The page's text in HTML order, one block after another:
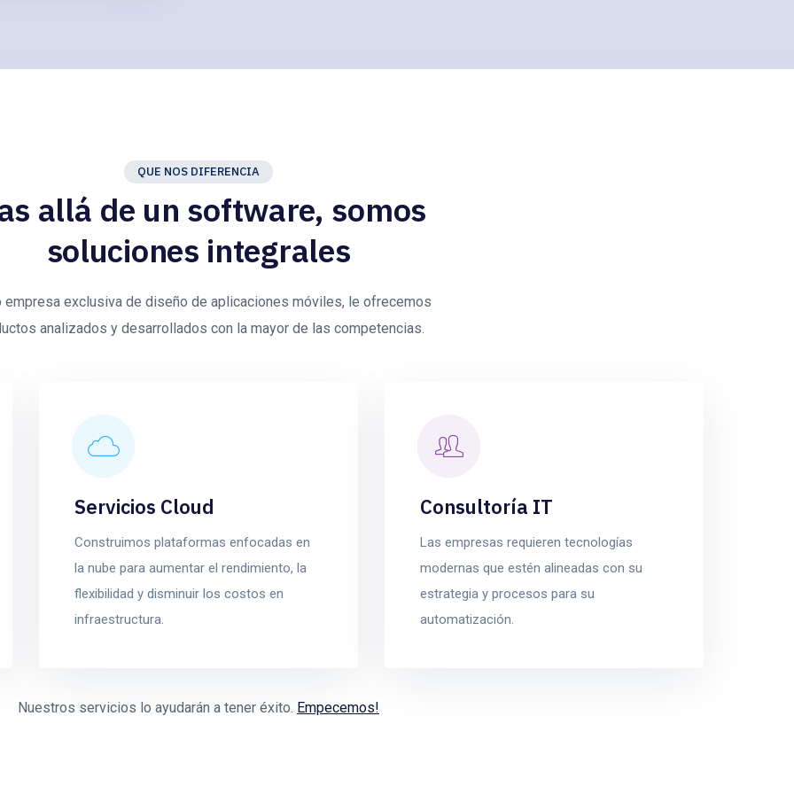
QUE NOS DIFERENCIA
allá de un software, somos
soluciones integrales
empresa exclusiva de diseño de aplicaciones móviles, le ofrecemos
analizados y desarrollados con la mayor de las competencias.
Servicios Cloud
Construimos plataformas enfocadas en
la nube para aumentar el rendimiento, la
flexibilidad y disminuir los costos en
infraestructura.
Consultoría IT
Las empresas requieren tecnologías
modernas que estén alineadas con su
estrategia y procesos para su
automatización.
Nuestros servicios lo ayudarán a tener éxito. Empecemos!